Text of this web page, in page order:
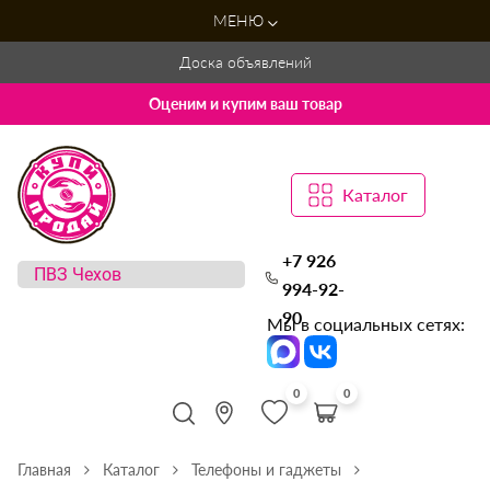
МЕНЮ
Доска объявлений
Оценим и купим ваш товар
Каталог
+7 926
994-92-
90
Мы в социальных сетях:
0 0
Главная Каталог
Телефоны и гаджеты